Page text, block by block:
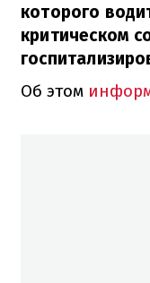
которого
критическом
Об этом